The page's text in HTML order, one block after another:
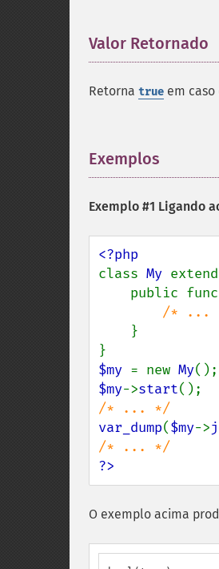
Valor Retornado
Retorna true em caso
Exemplos
Exemplo #1 Ligando
class My
public
/* ...
}
$my = new My
$my->start
var_dump($my->
?>
O exemplo acima